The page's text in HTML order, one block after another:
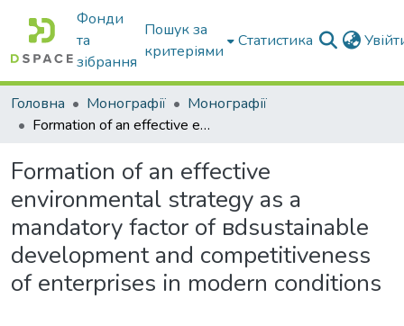
Фонди
та
зібрання
Пошук за
критеріями
Статистика
Головна Монографії
Монографії
Formation of an effective environmental strategy as a mandatory factor of вdsustainable development and competitiveness of enterprises in modern conditions
Formation of an effective
environmental strategy as a
mandatory factor of вdsustainable
development and competitiveness
of enterprises in modern conditions